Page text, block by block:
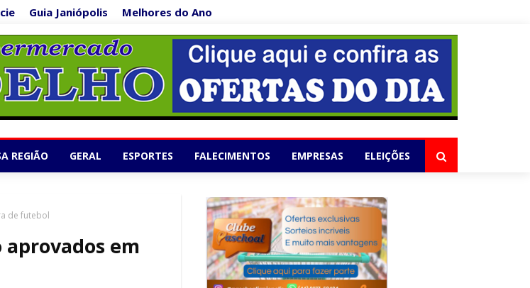
Guia Janiópolis Melhores do Ano
REGIÃO GERAL ESPORTES FALECIMENTOS EMPRESAS ELEIÇÕES
de futebol
em